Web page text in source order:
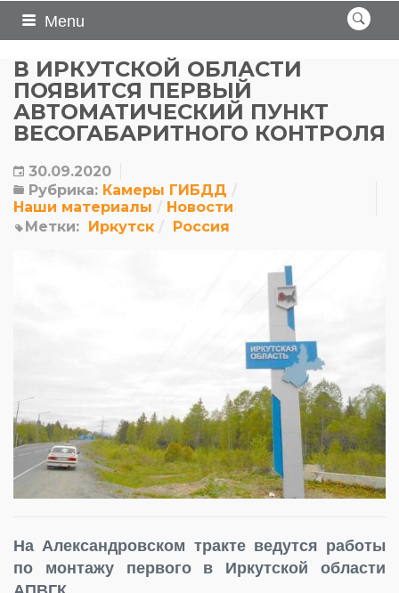
Menu
В ИРКУТСКОЙ ОБЛАСТИ
ПОЯВИТСЯ ПЕРВЫЙ
АВТОМАТИЧЕСКИЙ ПУНКТ
ВЕСОГАБАРИТНОГО КОНТРОЛЯ
30.09.2020
Рубрика: Камеры ГИБДД
Наши материалы
Новости
Метки: Иркутск Россия
На Александровском тракте ведутся работы
по монтажу первого в Иркутской области